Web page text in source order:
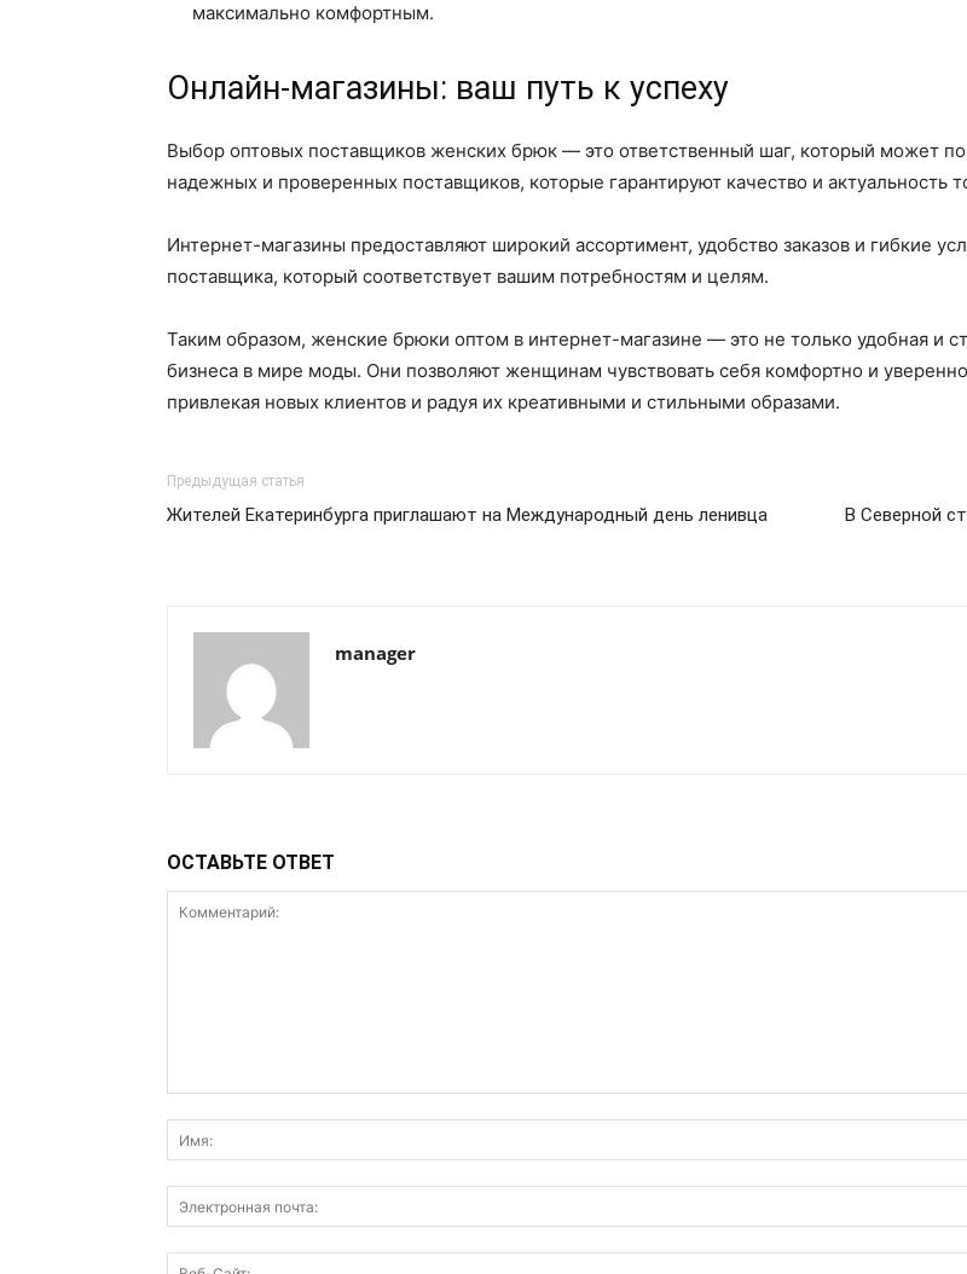
максимально комфортным.
Онлайн-магазины: ваш путь к успеху
Выбор оптовых поставщиков женских брюк — это ответственный шаг, который может
надежных и проверенных поставщиков, которые гарантируют качество и актуальность
Интернет-магазины предоставляют широкий ассортимент, удобство заказов и гибкие
поставщика, который соответствует вашим потребностям и целям.
Таким образом, женские брюки оптом в интернет-магазине — это не только удобная и
бизнеса в мире моды. Они позволяют женщинам чувствовать себя комфортно и
привлекая новых клиентов и радуя их креативными и стильными образами.
Предыдущая статья
Жителей Екатеринбурга приглашают на Международный день ленивца
В Северной
manager
ОСТАВЬТЕ ОТВЕТ